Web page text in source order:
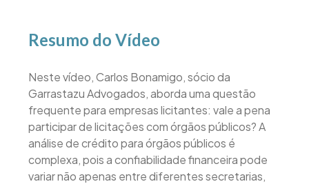
Resumo do Vídeo
Neste vídeo, Carlos Bonamigo, sócio da
Garrastazu Advogados, aborda uma questão
frequente para empresas licitantes: vale a pena
participar de licitações com órgãos públicos? A
análise de crédito para órgãos públicos é
complexa, pois a confiabilidade financeira pode
variar não apenas entre diferentes secretarias,